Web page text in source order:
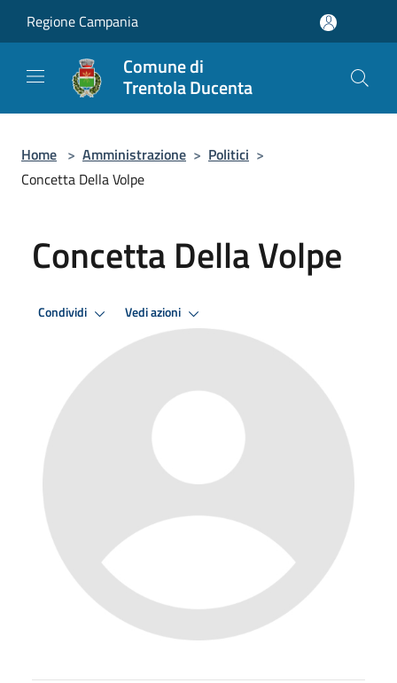
Regione Campania
Comune di
Trentola Ducenta
Home > Amministrazione > Politici >
Concetta Della Volpe
Concetta Della Volpe
Condividi Vedi azioni